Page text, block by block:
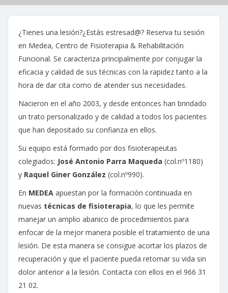
¿Tienes una lesión?¿Estás estresad@? Reserva tu sesión
en Medea, Centro de Fisioterapia & Rehabilitación
Funcional. Se caracteriza principalmente por conjugar la
eficacia y calidad de sus técnicas con la rapidez tanto a la
hora de dar cita como de atender sus necesidades.
Nacieron en el año 2003, y desde entonces han brindado
un trato personalizado y de calidad a todos los pacientes
que han depositado su confianza en ellos.
Su equipo está formado por dos fisioterapeutas
colegiados: José Antonio Parra Maqueda (col.nº1180)
y Raquel Giner González (col.nº990).
En MEDEA apuestan por la formación continuada en
nuevas técnicas de fisioterapia, lo que les permite
manejar un amplio abanico de procedimientos para
enfocar de la mejor manera posible el tratamiento de una
lesión. De esta manera se consigue acortar los plazos de
recuperación y que el paciente pueda retomar su vida sin
dolor anterior a la lesión. Contacta con ellos en el 966 31
21 02.